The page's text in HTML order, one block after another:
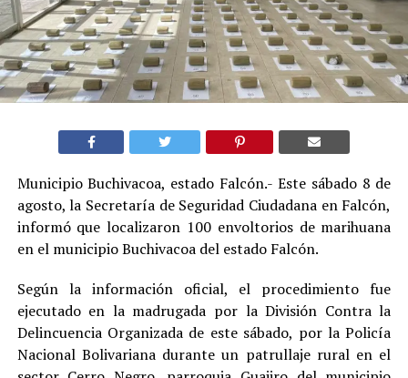
Municipio Buchivacoa, estado Falcón.- Este sábado 8 de
agosto, la Secretaría de Seguridad Ciudadana en Falcón,
informó que localizaron 100 envoltorios de marihuana
en el municipio Buchivacoa del estado Falcón.
Según la información oficial, el procedimiento fue
ejecutado en la madrugada por la División Contra la
Delincuencia Organizada de este sábado, por la Policía
Nacional Bolivariana durante un patrullaje rural en el